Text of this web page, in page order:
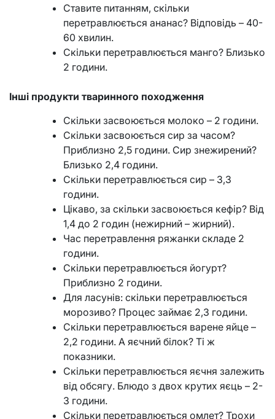
Ставите питанням, скільки
перетравлюється ананас? Відповідь – 40-
60 хвилин.
Скільки перетравлюється манго? Близько
2 години.
Інші продукти тваринного походження
Скільки засвоюється молоко – 2 години.
Скільки засвоюється сир за часом?
Приблизно 2,5 години. Сир знежирений?
Близько 2,4 години.
Скільки перетравлюється сир – 3,3
години.
Цікаво, за скільки засвоюється кефір? Від
1,4 до 2 годин (нежирний – жирний).
Час перетравлення ряжанки складе 2
години.
Скільки перетравлюється йогурт?
Приблизно 2 години.
Для ласунів: скільки перетравлюється
морозиво? Процес займає 2,3 години.
Скільки перетравлюється варене яйце –
2,2 години. А яєчний білок? Ті ж
показники.
Скільки перетравлюється яєчня залежить
від обсягу. Блюдо з двох крутих яєць – 2-
3 години.
Скільки перетравлюється омлет? Трохи